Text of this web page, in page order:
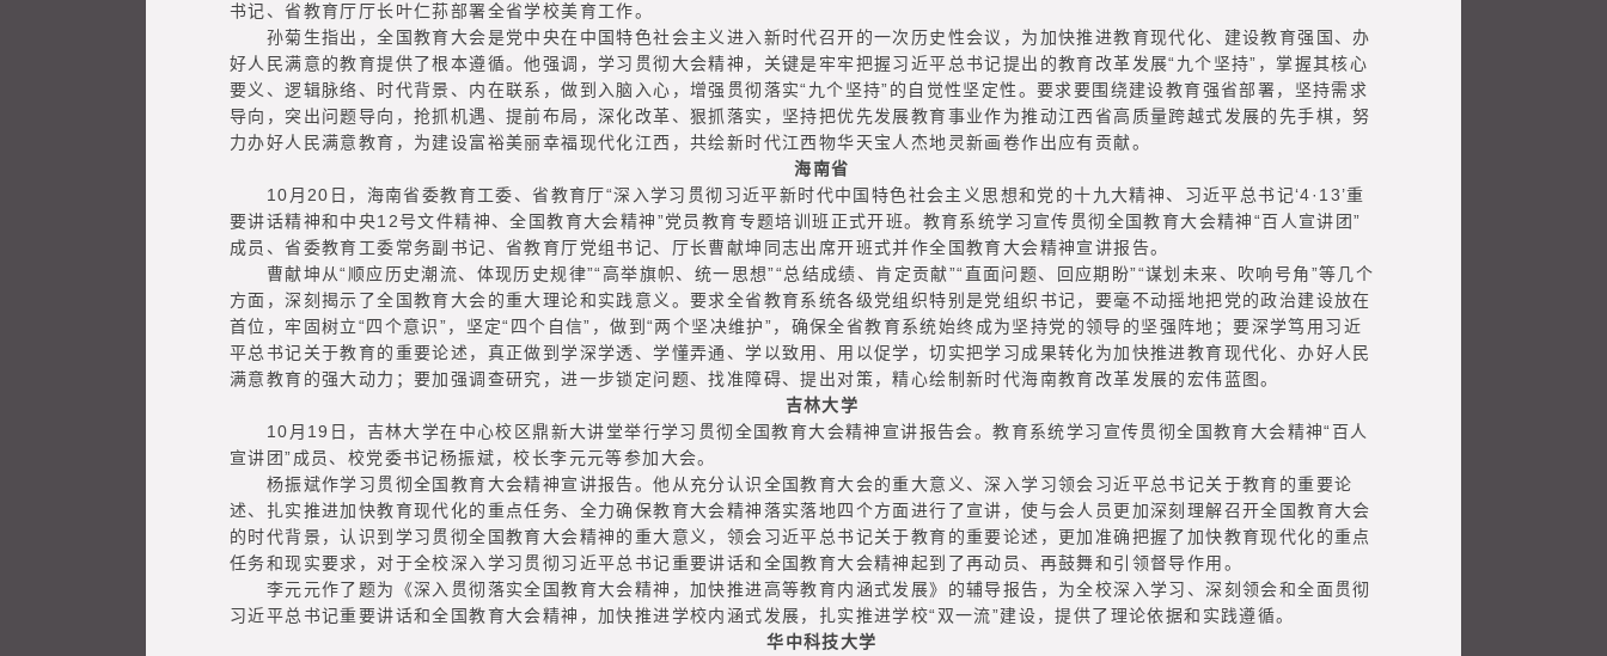
书记、省教育厅厅长叶仁荪部署全省学校美育工作。
孙菊生指出，全国教育大会是党中央在中国特色社会主义进入新时代召开的一次历史性会议，为加快推进教育现代化、建设教育强国、办
好人民满意的教育提供了根本遵循。他强调，学习贯彻大会精神，关键是牢牢把握习近平总书记提出的教育改革发展“九个坚持”，掌握其核心
要义、逻辑脉络、时代背景、内在联系，做到入脑入心，增强贯彻落实“九个坚持”的自觉性坚定性。要求要围绕建设教育强省部署，坚持需求
导向，突出问题导向，抢抓机遇、提前布局，深化改革、狠抓落实，坚持把优先发展教育事业作为推动江西省高质量跨越式发展的先手棋，努
力办好人民满意教育，为建设富裕美丽幸福现代化江西，共绘新时代江西物华天宝人杰地灵新画卷作出应有贡献。
海南省
10月20日，海南省委教育工委、省教育厅“深入学习贯彻习近平新时代中国特色社会主义思想和党的十九大精神、习近平总书记‘4·13’重
要讲话精神和中央12号文件精神、全国教育大会精神”党员教育专题培训班正式开班。教育系统学习宣传贯彻全国教育大会精神“百人宣讲团”
成员、省委教育工委常务副书记、省教育厅党组书记、厅长曹献坤同志出席开班式并作全国教育大会精神宣讲报告。
曹献坤从“顺应历史潮流、体现历史规律”“高举旗帜、统一思想”“总结成绩、肯定贡献”“直面问题、回应期盼”“谋划未来、吹响号角”等几个
方面，深刻揭示了全国教育大会的重大理论和实践意义。要求全省教育系统各级党组织特别是党组织书记，要毫不动摇地把党的政治建设放在
首位，牢固树立“四个意识”，坚定“四个自信”，做到“两个坚决维护”，确保全省教育系统始终成为坚持党的领导的坚强阵地；要深学笃用习近
平总书记关于教育的重要论述，真正做到学深学透、学懂弄通、学以致用、用以促学，切实把学习成果转化为加快推进教育现代化、办好人民
满意教育的强大动力；要加强调查研究，进一步锁定问题、找准障碍、提出对策，精心绘制新时代海南教育改革发展的宏伟蓝图。
吉林大学
10月19日，吉林大学在中心校区鼎新大讲堂举行学习贯彻全国教育大会精神宣讲报告会。教育系统学习宣传贯彻全国教育大会精神“百人
宣讲团”成员、校党委书记杨振斌，校长李元元等参加大会。
杨振斌作学习贯彻全国教育大会精神宣讲报告。他从充分认识全国教育大会的重大意义、深入学习领会习近平总书记关于教育的重要论
述、扎实推进加快教育现代化的重点任务、全力确保教育大会精神落实落地四个方面进行了宣讲，使与会人员更加深刻理解召开全国教育大会
的时代背景，认识到学习贯彻全国教育大会精神的重大意义，领会习近平总书记关于教育的重要论述，更加准确把握了加快教育现代化的重点
任务和现实要求，对于全校深入学习贯彻习近平总书记重要讲话和全国教育大会精神起到了再动员、再鼓舞和引领督导作用。
李元元作了题为《深入贯彻落实全国教育大会精神，加快推进高等教育内涵式发展》的辅导报告，为全校深入学习、深刻领会和全面贯彻
习近平总书记重要讲话和全国教育大会精神，加快推进学校内涵式发展，扎实推进学校“双一流”建设，提供了理论依据和实践遵循。
华中科技大学